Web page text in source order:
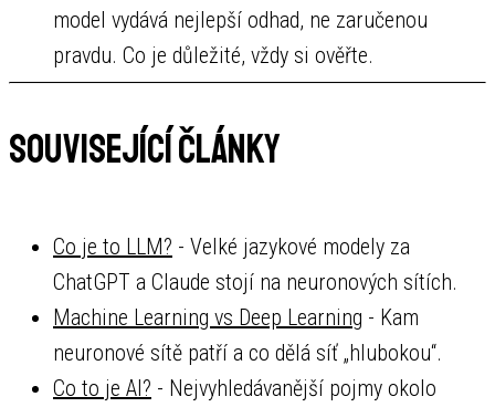
model vydává nejlepší odhad, ne zaručenou
pravdu. Co je důležité, vždy si ověřte.
Související články
Co je to LLM? - Velké jazykové modely za
ChatGPT a Claude stojí na neuronových sítích.
Machine Learning vs Deep Learning - Kam
neuronové sítě patří a co dělá síť „hlubokou“.
Co to je AI? - Nejvyhledávanější pojmy okolo